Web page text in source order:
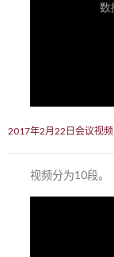
2017年2月22日会议视频
视频分为10段。